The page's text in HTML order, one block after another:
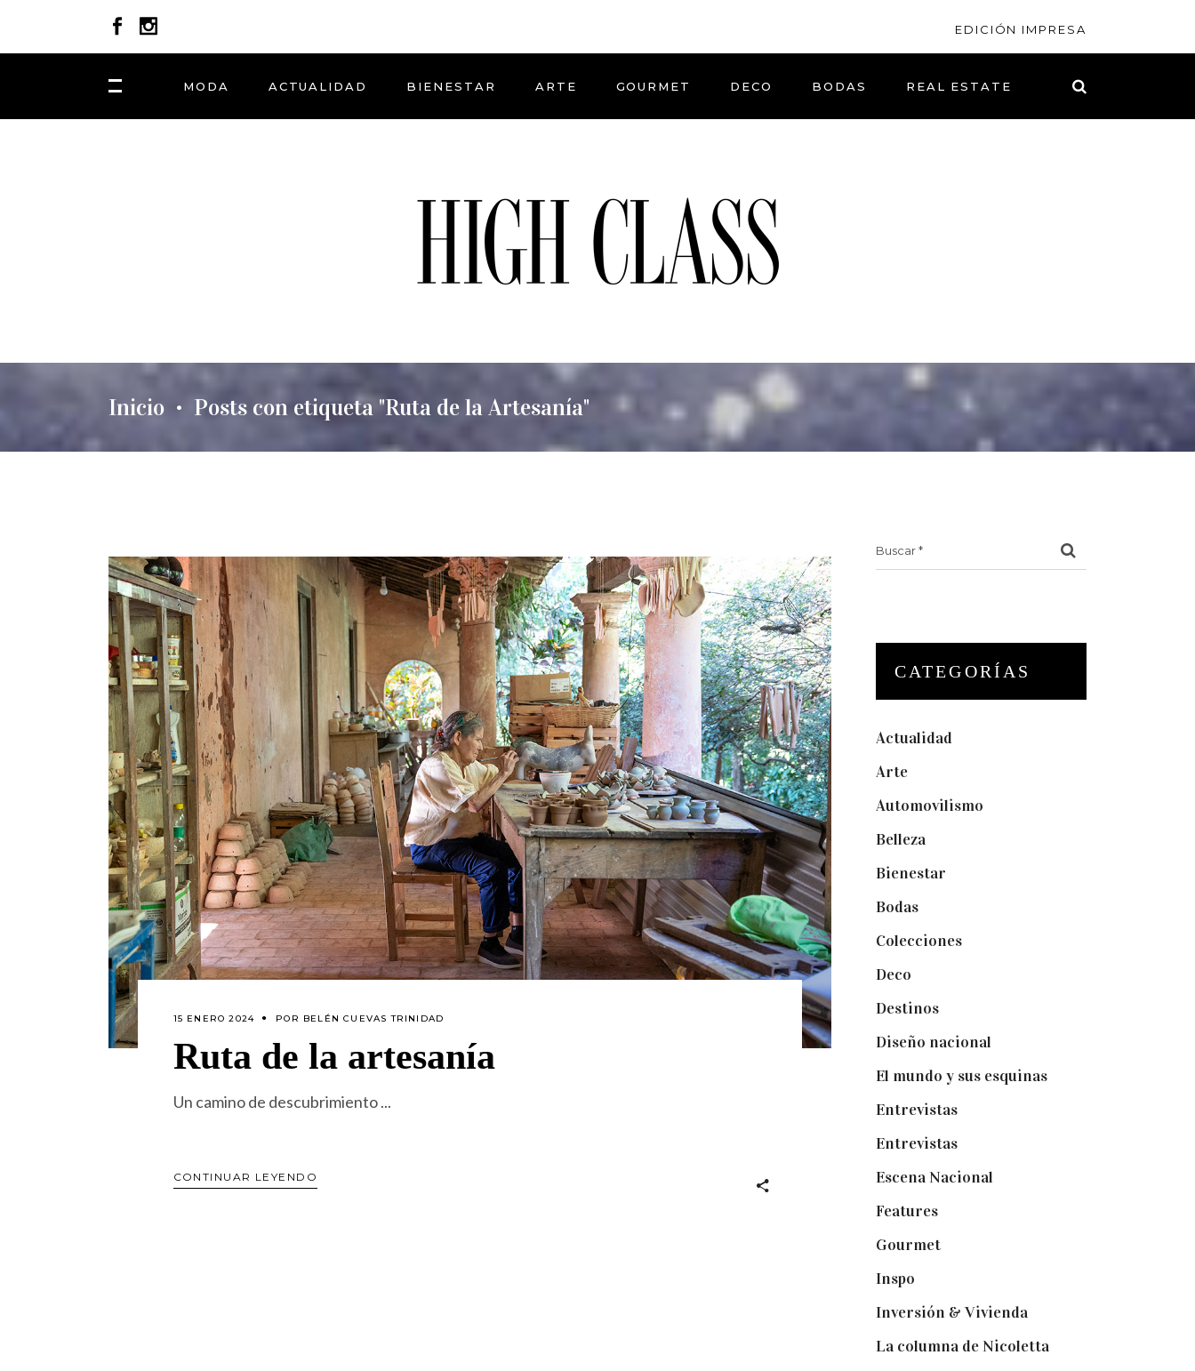
EDICIÓN IMPRESA
MODA ACTUALIDAD BIENESTAR ARTE GOURMET DECO BODAS REAL ESTATE
Inicio • Posts con etiqueta "Ruta de la Artesanía"
15 ENERO 2024 POR BELÉN CUEVAS TRINIDAD
Ruta de la artesanía
Un camino de descubrimiento
CONTINUAR LEYENDO
CATEGORÍAS
Actualidad
Arte(74)
Automovilismo
Belleza(32)
Bienestar
Bodas(73)
Colecciones(22)
Deco
Destinos(6)
Diseño nacional
El mundo y sus esquinas(25)
Entrevistas(36)
Entrevistas(14)
Escena Nacional
Features(29)
Gourmet(102)
Inspo
Inversión & Vivienda(5)
La columna de Nicoletta(5)